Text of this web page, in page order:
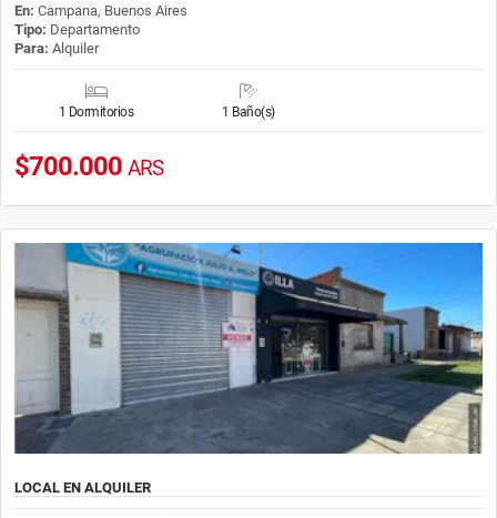
En: Campana, Buenos Aires
Tipo: Departamento
Para: Alquiler
1 Dormitorios 1 Baño(s)
$700.000 ARS
LOCAL EN ALQUILER